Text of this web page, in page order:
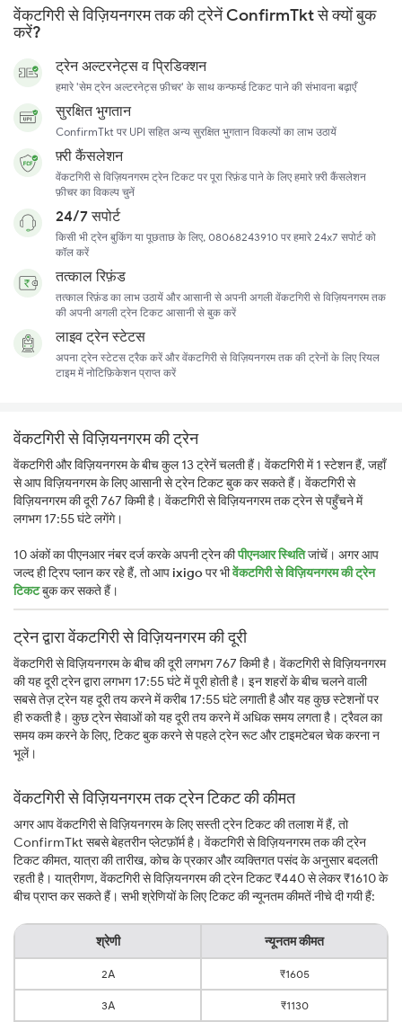
वेंकटगिरी से विज़ियनगरम तक की ट्रेनें ConfirmTkt से क्यों बुक
करें?
ट्रेन अल्टरनेट्स व प्रिडिक्शन
हमारे 'सेम ट्रेन अल्टरनेट्स फ़ीचर' के साथ कन्फर्म्ड टिकट पाने की संभावना बढ़ाएँ
सुरक्षित भुगतान
ConfirmTkt पर UPI सहित अन्य सुरक्षित भुगतान विकल्पों का लाभ उठायें
फ़्री कैंसलेशन
वेंकटगिरी से विज़ियनगरम ट्रेन टिकट पर पूरा रिफ़ंड पाने के लिए हमारे फ़्री कैंसलेशन
फ़ीचर का विकल्प चुनें
24/7 सपोर्ट
किसी भी ट्रेन बुकिंग या पूछताछ के लिए, 08068243910 पर हमारे 24x7 सपोर्ट को
कॉल करें
तत्काल रिफ़ंड
तत्काल रिफ़ंड का लाभ उठायें और आसानी से अपनी अगली वेंकटगिरी से विज़ियनगरम तक
की अपनी अगली ट्रेन टिकट आसानी से बुक करें
लाइव ट्रेन स्टेटस
अपना ट्रेन स्टेटस ट्रैक करें और वेंकटगिरी से विज़ियनगरम तक की ट्रेनों के लिए रियल
टाइम में नोटिफ़िकेशन प्राप्त करें
वेंकटगिरी से विज़ियनगरम की ट्रेन
वेंकटगिरी और विज़ियनगरम के बीच कुल 13 ट्रेनें चलती हैं। वेंकटगिरी में 1 स्टेशन हैं, जहाँ
से आप विज़ियनगरम के लिए आसानी से ट्रेन टिकट बुक कर सकते हैं। वेंकटगिरी से
विज़ियनगरम की दूरी 767 किमी है। वेंकटगिरी से विज़ियनगरम तक ट्रेन से पहुँचने में
लगभग 17:55 घंटे लगेंगे।
10 अंकों का पीएनआर नंबर दर्ज करके अपनी ट्रेन कीपीएनआर स्थितिजांचें। अगर आप
जल्द ही ट्रिप प्लान कर रहे हैं, तो आपixigoपर भीवेंकटगिरी से विज़ियनगरम की ट्रेन
टिकटबुक कर सकते हैं।
ट्रेन द्वारा वेंकटगिरी से विज़ियनगरम की दूरी
वेंकटगिरी से विज़ियनगरम के बीच की दूरी लगभग 767 किमी है। वेंकटगिरी से विज़ियनगरम
की यह दूरी ट्रेन द्वारा लगभग 17:55 घंटे में पूरी होती है। इन शहरों के बीच चलने वाली
सबसे तेज़ ट्रेन यह दूरी तय करने में करीब 17:55 घंटे लगाती है और यह कुछ स्टेशनों पर
ही रुकती है। कुछ ट्रेन सेवाओं को यह दूरी तय करने में अधिक समय लगता है। ट्रैवल का
समय कम करने के लिए, टिकट बुक करने से पहले ट्रेन रूट और टाइमटेबल चेक करना न
भूलें।
वेंकटगिरी से विज़ियनगरम तक ट्रेन टिकट की कीमत
अगर आप वेंकटगिरी से विज़ियनगरम के लिए सस्ती ट्रेन टिकट की तलाश में हैं, तो
ConfirmTkt सबसे बेहतरीन प्लेटफ़ॉर्म है। वेंकटगिरी से विज़ियनगरम तक की ट्रेन
टिकट कीमत, यात्रा की तारीख, कोच के प्रकार और व्यक्तिगत पसंद के अनुसार बदलती
रहती है। यात्रीगण, वेंकटगिरी से विज़ियनगरम की ट्रेन टिकट ₹440 से लेकर ₹1610 के
बीच प्राप्त कर सकते हैं। सभी श्रेणियों के लिए टिकट की न्यूनतम कीमतें नीचे दी गयी हैं:
श्रेणी न्यूनतम कीमत
2A ₹1605
3A ₹1130